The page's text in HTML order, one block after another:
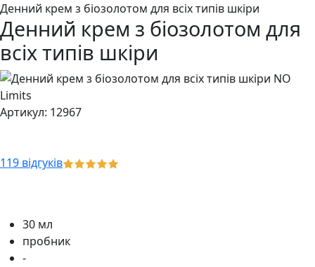
Денний крем з біозолотом для всіх типів шкіри
Денний крем з біозолотом для
всіх типів шкіри
Артикул: 12967
119 відгуків
30 мл
пробник
-